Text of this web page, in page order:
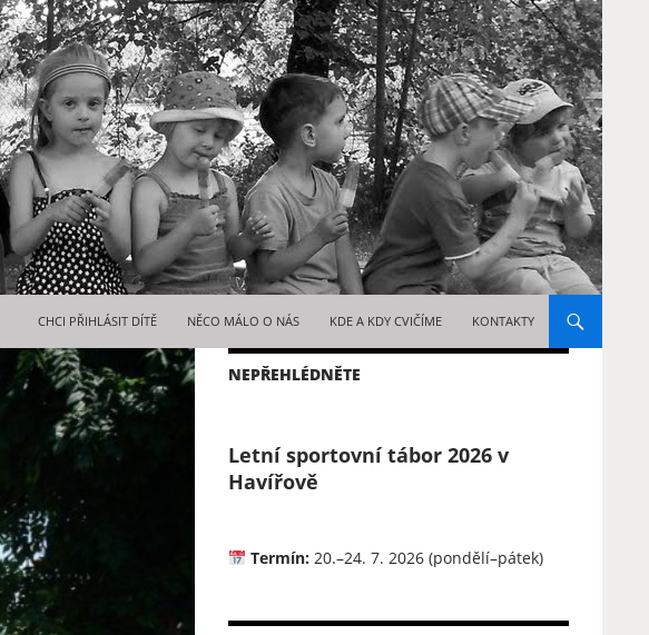
CHCI PŘIHLÁSIT DÍTĚ NĚCO MÁLO O NÁS KDE A KDY CVIČÍME KONTAKTY
NEPŘEHLÉDNĚTE
Letní sportovní tábor 2026 v
Havířově
Termín:20.–24. 7. 2026 (pondělí–pátek)